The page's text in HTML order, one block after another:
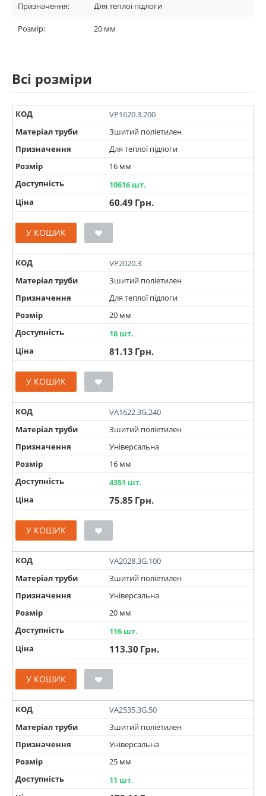
Призначення: Для теплої підлоги
Розмір: 20 мм
Всі розміри
КОД
VP1620.3.200
Матеріал труби
Зшитий поліетилен
Призначення
Для теплої підлоги
Розмір
16 мм
Доступність
10616 шт.
Ціна
60.49 Грн.
У КОШИК
КОД
VP2020.3
Матеріал труби
Зшитий поліетилен
Призначення
Для теплої підлоги
Розмір
20 мм
Доступність
18 шт.
Ціна
81.13 Грн.
У КОШИК
КОД
VA1622.3G.240
Матеріал труби
Зшитий поліетилен
Призначення
Універсальна
Розмір
16 мм
Доступність
4351 шт.
Ціна
75.85 Грн.
У КОШИК
КОД
VA2028.3G.100
Матеріал труби
Зшитий поліетилен
Призначення
Універсальна
Розмір
20 мм
Доступність
116 шт.
Ціна
113.30 Грн.
У КОШИК
КОД
VA2535.3G.50
Матеріал труби
Зшитий поліетилен
Призначення
Універсальна
Розмір
25 мм
Доступність
11 шт.